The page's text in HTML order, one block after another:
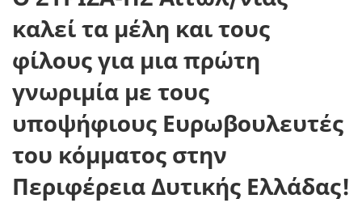
καλεί τα μέλη και τους
φίλους για μια πρώτη
γνωριμία με τους
υποψήφιους Ευρωβουλευτές
του κόμματος στην
Περιφέρεια Δυτικής Ελλάδας!